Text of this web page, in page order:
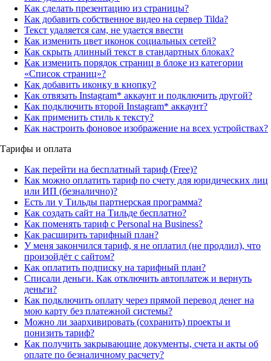
Как сделать презентацию из страницы?
Как добавить собственное видео на сервер Tilda?
Текст удаляется сам, не удается ввести
Как изменить цвет иконок социальных сетей?
Как скрыть длинный текст в стандартных блоках?
Как изменить порядок страниц в блоке из категории
«Список страниц»?
Как добавить иконку в кнопку?
Как отвязать Instagram* аккаунт и подключить другой?
Как подключить второй Instagram* аккаунт?
Как применить стиль к тексту?
Как настроить фоновое изображение на всех устройствах?
Тарифы и оплата
Как перейти на бесплатный тариф (Free)?
Как можно оплатить тариф по счету для юридических лиц
или ИП (безналично)?
Есть ли у Тильды партнерская программа?
Как создать сайт на Тильде бесплатно?
Как поменять тариф с Personal на Business?
Как расширить тарифный план?
У меня закончился тариф, я не оплатил (не продлил), что
произойдёт с сайтом?
Как оплатить подписку на тарифный план?
Списали деньги. Как отключить автоплатеж и вернуть
деньги?
Как подключить оплату через прямой перевод денег на
мою карту без платежной системы?
Можно ли заархивировать (сохранить) проекты и
понизить тариф?
Как получить закрывающие документы, счета и акты об
оплате по безналичному расчету?